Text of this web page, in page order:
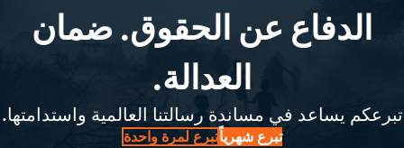
الدفاع عن الحقوق. ضمان
العدالة.
تبرعكم يساعد في مساندة رسالتنا العالمية واستدامتها.
تبرع شهرياًتبرع لمرة واحدة